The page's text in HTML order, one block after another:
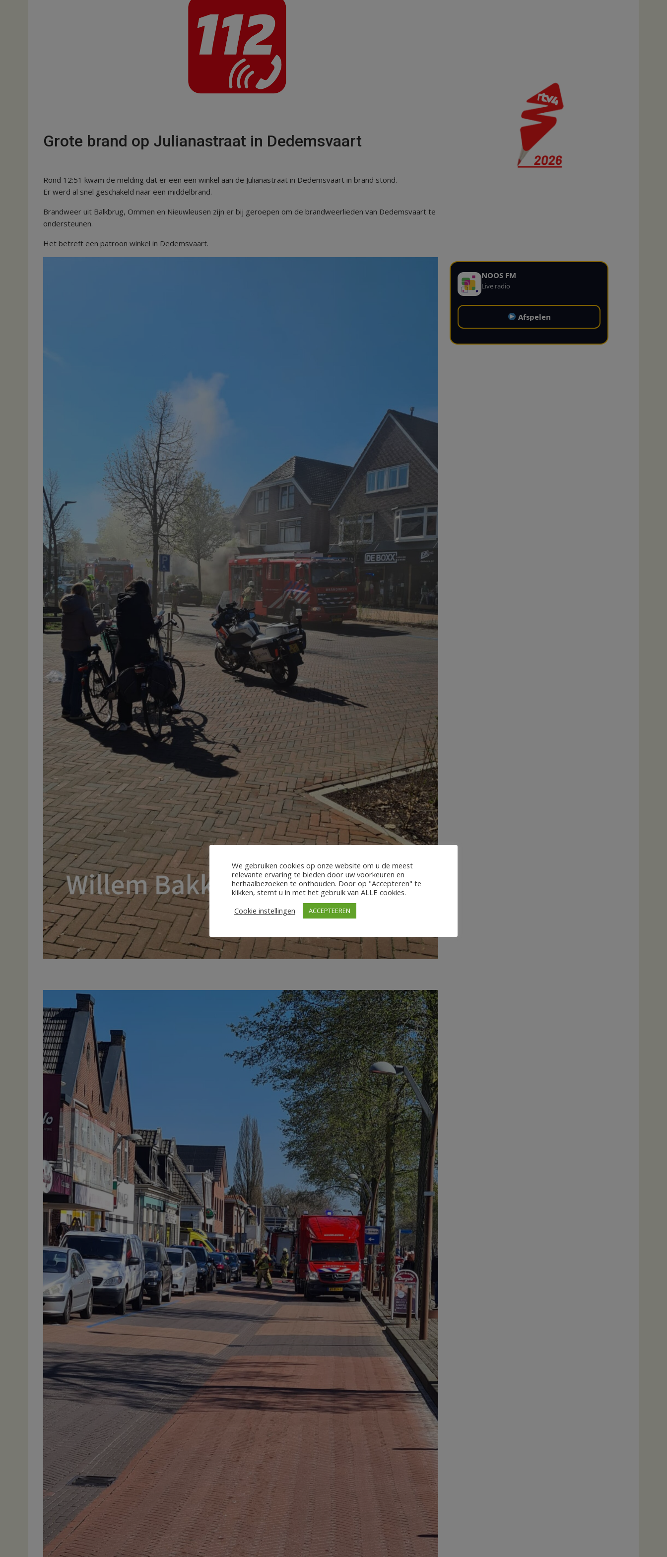
Grote brand op Julianastraat in Dedemsvaart
Rond 12:51 kwam de melding dat er een een winkel aan de Julianastraat in Dedemsvaart in brand stond.
Er werd al snel geschakeld naar een middelbrand.
Brandweer uit Balkbrug, Ommen en Nieuwleusen zijn er bij geroepen om de brandweerlieden van Dedemsvaart te
ondersteunen.
Het betreft een patroon winkel in Dedemsvaart.
NOOS FM
Live radio
Afspelen
We gebruiken cookies op onze website om u de meest
relevante ervaring te bieden door uw voorkeuren en
herhaalbezoeken te onthouden. Door op "Accepteren" te
klikken, stemt u in met het gebruik van ALLE cookies.
Cookie instellingen
ACCEPTEEREN